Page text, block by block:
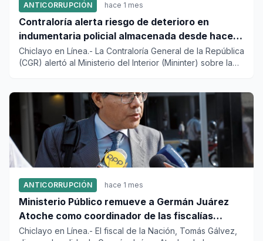
ANTICORRUPCIÓN hace 1 mes
Contraloría alerta riesgo de deterioro en
indumentaria policial almacenada desde hace
diez meses
Chiclayo en Línea.- La Contraloría General de la República
(CGR) alertó al Ministerio del Interior (Mininter) sobre la
ANTICORRUPCIÓN hace 1 mes
Ministerio Público remueve a Germán Juárez
Atoche como coordinador de las fiscalías
especializadas de lavado de activos
Chiclayo en Línea.- El fiscal de la Nación, Tomás Gálvez,